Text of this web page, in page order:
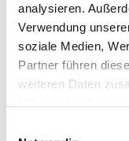
analysieren.
Verwendung
soziale Medien,
Partner führen
weiteren Daten